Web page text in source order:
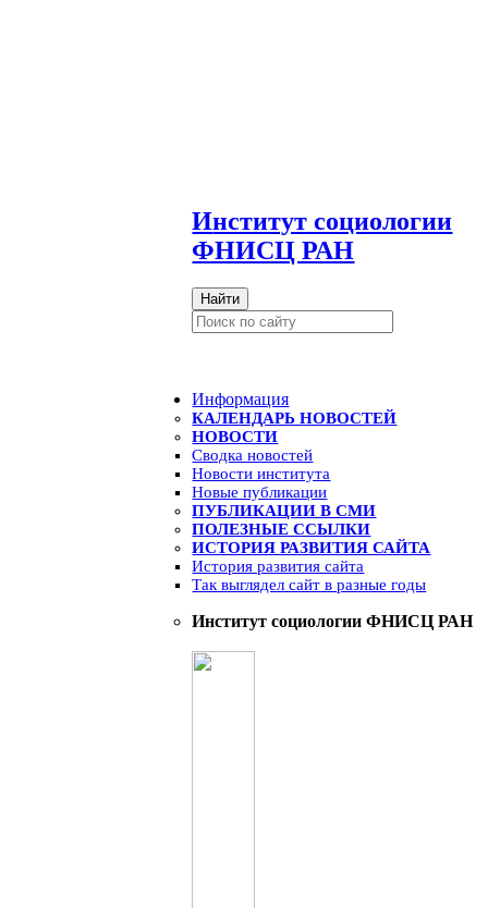
Институт социологии
ФНИСЦ РАН
Найти
Информация
КАЛЕНДАРЬ НОВОСТЕЙ
НОВОСТИ
Сводка новостей
Новости института
Новые публикации
ПУБЛИКАЦИИ В СМИ
ПОЛЕЗНЫЕ ССЫЛКИ
ИСТОРИЯ РАЗВИТИЯ САЙТА
История развития сайта
Так выглядел сайт в разные годы
Институт социологии ФНИСЦ РАН